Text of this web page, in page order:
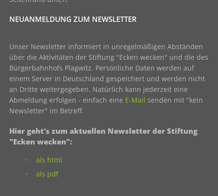
NEUANMELDUNG ZUM NEWSLETTER
Unser Newsletter informiert in unregelmäßigen Abständen
über die Aktivitäten der Stiftung "Ecken wecken" und die des
Bürgerbahnhofs Plagwitz. Persönliche Daten werden auf
einem Server in Deutschland gespeichert und werden nicht
an Dritte weitergegeben. Natürlich kann jederzeit eine
Abmeldung erfolgen - einfach eine E-Mail senden mit "kein
Newsletter" im Betreff.
Hier geht's zum aktuellen Newsletter der Stiftung
"Ecken wecken":
als html
als pdf